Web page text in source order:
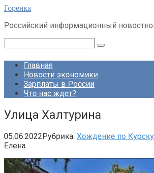
Перейти
контенту
Горенка
Российский информационный
Главная
Новости экономики
Зарплаты в России
Что нас ждет?
Улица Халтурина
05.06.2022Рубрика: Хождение по Курску
Елена